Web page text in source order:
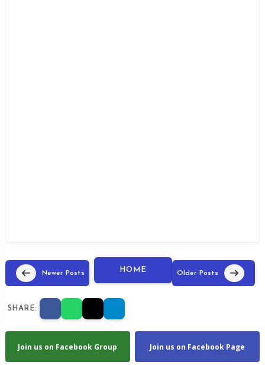
Newer Posts HOME Older Posts
SHARE:
Join us on Facebook Group Join us on Facebook Page